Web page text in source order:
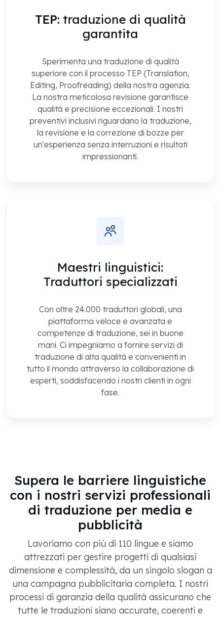
TEP: traduzione di qualità
garantita
Sperimenta una traduzione di qualità
superiore con il processo TEP (Translation,
Editing, Proofreading) della nostra agenzia.
La nostra meticolosa revisione garantisce
qualità e precisione eccezionali. I nostri
preventivi inclusivi riguardano la traduzione,
la revisione e la correzione di bozze per
un'esperienza senza interruzioni e risultati
impressionanti.
Maestri linguistici:
Traduttori specializzati
Con oltre 24.000 traduttori globali, una
piattaforma veloce e avanzata e
competenze di traduzione, sei in buone
mani. Ci impegniamo a fornire servizi di
traduzione di alta qualità e convenienti in
tutto il mondo attraverso la collaborazione di
esperti, soddisfacendo i nostri clienti in ogni
fase.
Supera le barriere linguistiche
con i nostri servizi professionali
di traduzione per media e
pubblicità
Lavoriamo con più di 110 lingue e siamo
attrezzati per gestire progetti di qualsiasi
dimensione e complessità, da un singolo slogan a
una campagna pubblicitaria completa. I nostri
processi di garanzia della qualità assicurano che
tutte le traduzioni siano accurate, coerenti e